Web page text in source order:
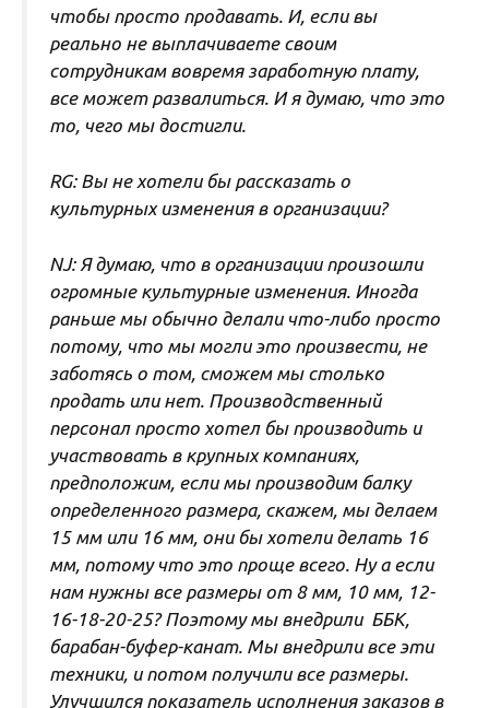
чтобы просто продавать. И, если вы
реально не выплачиваете своим
сотрудникам вовремя заработную плату,
все может развалиться. И я думаю, что это
то, чего мы достигли.
RG: Вы не хотели бы рассказать о
культурных изменения в организации?
NJ: Я думаю, что в организации произошли
огромные культурные изменения. Иногда
раньше мы обычно делали что-либо просто
потому, что мы могли это произвести, не
заботясь о том, сможем мы столько
продать или нет. Производственный
персонал просто хотел бы производить и
участвовать в крупных компаниях,
предположим, если мы производим балку
определенного размера, скажем, мы делаем
15 мм или 16 мм, они бы хотели делать 16
мм, потому что это проще всего. Ну а если
нам нужны все размеры от 8 мм, 10 мм, 12-
16-18-20-25? Поэтому мы внедрили ББК,
барабан-буфер-канат. Мы внедрили все эти
техники, и потом получили все размеры.
Улучшился показатель исполнения заказов в